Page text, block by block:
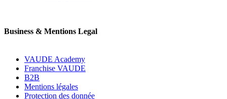
Business & Mentions Legal
VAUDE Academy
Franchise VAUDE
B2B
Mentions légales
Protection des donnée